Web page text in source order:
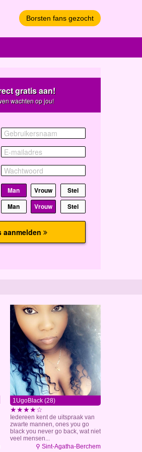
Borsten fans gezocht
1UgoBlack (28)
★★★★☆
Iedereen kent de uitspraak van
zwarte mannen, ones you go
black you never go back, wat niet
veel mensen...
⚲ Sint-Agatha-Berchem